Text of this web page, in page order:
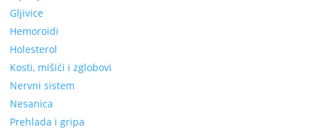
Gljivice
Hemoroidi
Holesterol
Kosti, mišići i zglobovi
Nervni sistem
Nesanica
Prehlada i gripa